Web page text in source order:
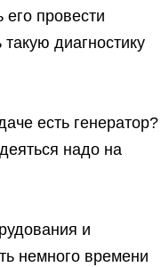
его провести
диагностику
есть генератор?
надо на
и
немного времени